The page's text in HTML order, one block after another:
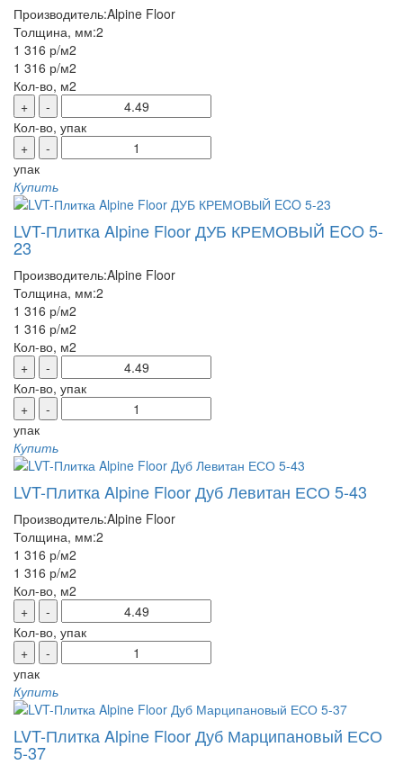
Производитель:Alpine Floor
Толщина, мм:2
1 316 р/м2
1 316 р/м2
Кол-во, м2
+
-
Кол-во, упак
+
-
упак
Купить
LVT-Плитка Alpine Floor ДУБ КРЕМОВЫЙ ECO 5-
23
Производитель:Alpine Floor
Толщина, мм:2
1 316 р/м2
1 316 р/м2
Кол-во, м2
+
-
Кол-во, упак
+
-
упак
Купить
LVT-Плитка Alpine Floor Дуб Левитан ЕСО 5-43
Производитель:Alpine Floor
Толщина, мм:2
1 316 р/м2
1 316 р/м2
Кол-во, м2
+
-
Кол-во, упак
+
-
упак
Купить
LVT-Плитка Alpine Floor Дуб Марципановый ЕСО
5-37